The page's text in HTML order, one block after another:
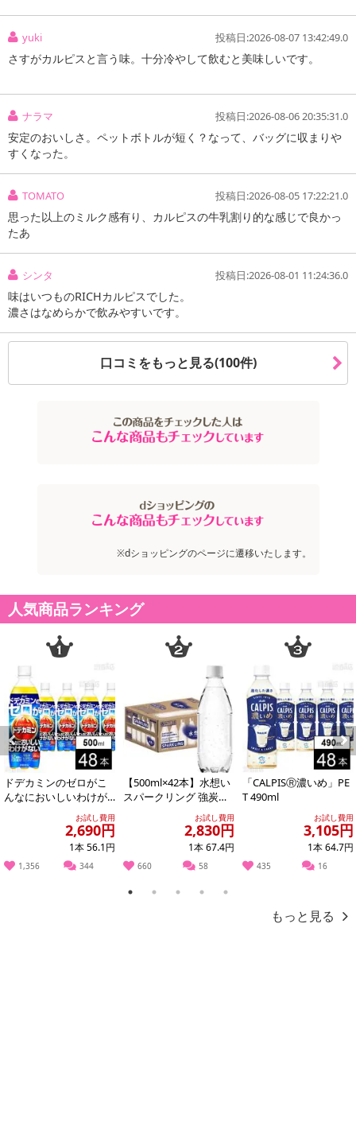
お申込みの際は 「商品情報」に記載されている「注意事項」を
記載されている内容を必ずご確認いただき、お届けする商品セット
にご納得いただきましたうえでお申し込みください。
※パッケージ変更や商品リニューアル(成分など含む)等により、参考
の掲載画像や画像内のバーコードなど、お届け商品と多少異なる場
合がございます。
また、[新たな加工食品の原料原産地表示制度]の経過措置期間の終
了により、商品詳細内に記載の原産国・原材料の表記が旧表記の場
合がございます。
あらかじめご了承いただいた上でお申込みください。なお、本理由
によるお申込み後のキャンセル・返品交換は対応いたしかねます。
【お支払いについて】
※お支払い方法は、電話料金合算払い、クレジットカード払い、dポ
イントの利用となります。
【発送・お届け・商品について】
※お申込み頂きました商品の同梱、お届けの日時指定はいたしかね
yuki 投稿日:2026-08-07 13:42:49.0
さすがカルピスと言う味。十分冷やして飲むと美味しいです。
ナラマ 投稿日:2026-08-06 20:35:31.0
安定のおいしさ。ペットボトルが短く？なって、バッグに収まりや
すくなった。
TOMATO 投稿日:2026-08-05 17:22:21.0
思った以上のミルク感有り、カルピスの牛乳割り的な感じで良かっ
たあ
シンタ 投稿日:2026-08-01 11:24:36.0
味はいつものRICHカルピスでした。
濃さはなめらかで飲みやすいです。
口コミをもっと見る(100件)
※dショッピングのページに遷移いたします。
人気商品ランキング
Previous
ドデカミンのゼロがこ
んなにおいしいわけが
お試し費用
2,690円
1本 56.1円
1,356 344
【500ml×42本】水想い
スパークリング 強炭酸
水 500ml ラベルレスお試し費用
2,830円
1本 67.4円
660 58
「CALPISⓇ濃いめ」PE
T 490ml
お試し費用
3,105円
1本 64.7円
435 16
Next
1 2 3 4 5
もっと見る